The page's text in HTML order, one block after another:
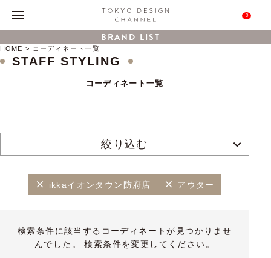
0
BRAND LIST
HOME コーディネート一覧
STAFF STYLING
コーディネート一覧
絞り込む
ikkaイオンタウン防府店 アウター
検索条件に該当するコーディネートが見つかりませ
んでした。 検索条件を変更してください。